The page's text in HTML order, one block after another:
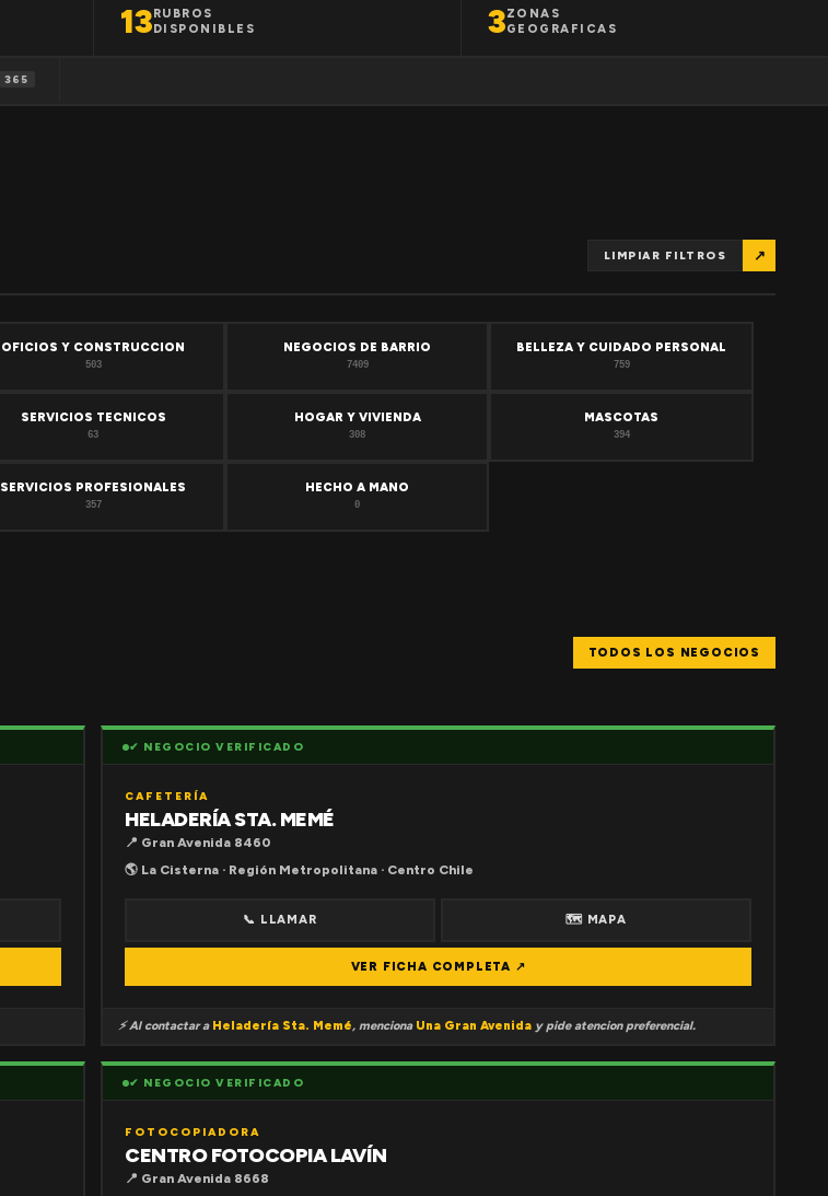
13RUBROS
DISPONIBLES
3ZONAS
GEOGRAFICAS
365
LIMPIAR FILTROS ↗
OFICIOS Y CONSTRUCCION
503
NEGOCIOS DE BARRIO
7409
BELLEZA Y CUIDADO PERSONAL
759
SERVICIOS TECNICOS
63
HOGAR Y VIVIENDA
308
MASCOTAS
394
SERVICIOS PROFESIONALES
357
HECHO A MANO
0
TODOS LOS NEGOCIOS
✔ NEGOCIO VERIFICADO
CAFETERÍA
HELADERÍA STA. MEMÉ
📍 Gran Avenida 8460
🌎 La Cisterna · Región Metropolitana · Centro Chile
📞 LLAMAR 🗺 MAPA
VER FICHA COMPLETA ↗
⚡ Al contactar a Heladería Sta. Memé, menciona Una Gran Avenida y pide atencion preferencial.
✔ NEGOCIO VERIFICADO
FOTOCOPIADORA
CENTRO FOTOCOPIA LAVÍN
📍 Gran Avenida 8668